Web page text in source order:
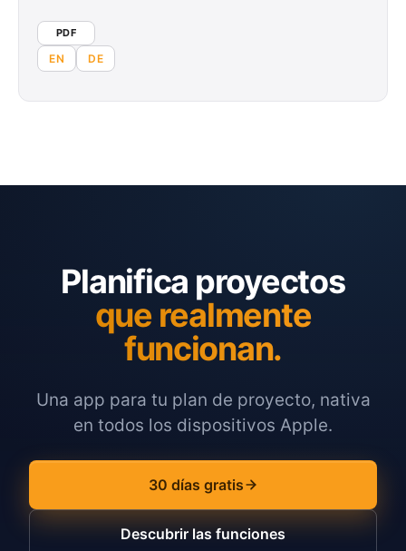
PDF
EN DE
Planifica proyectos
que realmente
funcionan.
Una app para tu plan de proyecto, nativa
en todos los dispositivos Apple.
30 días gratis
Descubrir las funciones